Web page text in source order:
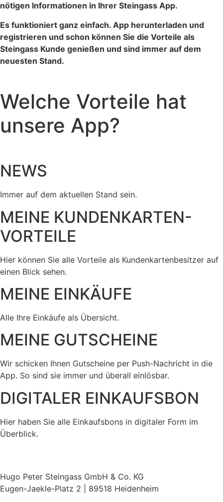
nötigen Informationen in Ihrer Steingass App.
Es funktioniert ganz einfach. App herunterladen und
registrieren und schon können Sie die Vorteile als
Steingass Kunde genießen und sind immer auf dem
neuesten Stand.
Welche Vorteile hat
unsere App?
NEWS
Immer auf dem aktuellen Stand sein.
MEINE KUNDENKARTEN-
VORTEILE
Hier können Sie alle Vorteile als Kundenkartenbesitzer auf
einen Blick sehen.
MEINE EINKÄUFE
Alle Ihre Einkäufe als Übersicht.
MEINE GUTSCHEINE
Wir schicken Ihnen Gutscheine per Push-Nachricht in die
App. So sind sie immer und überall einlösbar.
DIGITALER EINKAUFSBON
Hier haben Sie alle Einkaufsbons in digitaler Form im
Überblick.
Hugo Peter Steingass GmbH & Co. KG
Eugen-Jaekle-Platz 2 | 89518 Heidenheim